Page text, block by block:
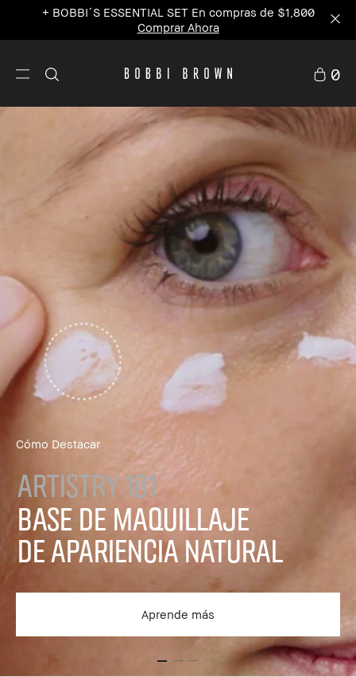
+ BOBBI´S ESSENTIAL SET En compras de $1,800
Comprar Ahora
0
Cómo Destacar
Artistry 101
Base de Maquillaje
de Apariencia Natural
Aprende más